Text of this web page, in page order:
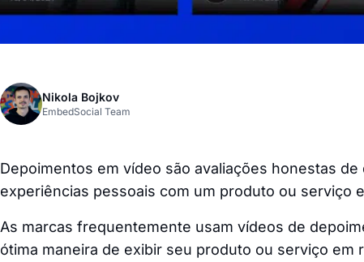
Nikola Bojkov
EmbedSocial Team
Depoimentos em vídeo são avaliações honestas
experiências pessoais com um produto ou serviço
As marcas frequentemente usam vídeos de
ótima maneira de exibir seu produto ou serviço em